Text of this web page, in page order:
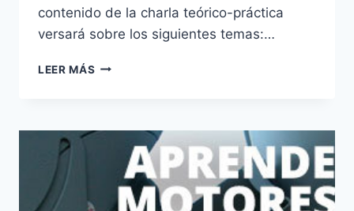
contenido de la charla teórico-práctica
versará sobre los siguientes temas:…
LEER MÁS HOY
USALS
DIESL.COM